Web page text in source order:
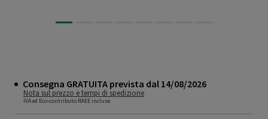
Consegna GRATUITA prevista dal 14/08/2026
Nota sul prezzo e tempi di spedizione
IVA ed Eco-contributo RAEE incluse